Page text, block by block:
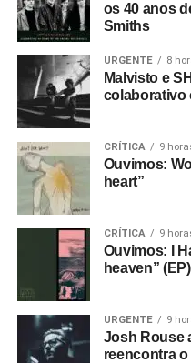
os 40 anos
Smiths
URGENTE 8
Malvisto e
colaborativo
CRÍTICA 9
Ouvimos:
heart”
CRÍTICA 9
Ouvimos: I
heaven” (EP)
URGENTE 9
Josh Rouse
reencontra o